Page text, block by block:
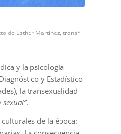
de Esther Martínez, trans*
y la psicología
y Estadístico
la transexualidad
sexual”.
de la época: